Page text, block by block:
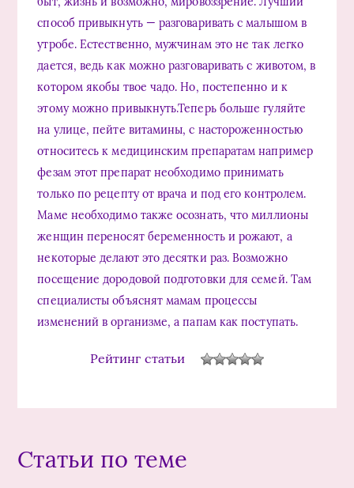
способ привыкнуть — разговаривать с малышом в
утробе. Естественно, мужчинам это не так легко
дается, ведь как можно разговаривать с животом, в
котором якобы твое чадо. Но, постепенно и к
этому можно привыкнуть.Теперь больше гуляйте
на улице, пейте витамины, с настороженностью
относитесь к медицинским препаратам например
фезам этот препарат необходимо принимать
только по рецепту от врача и под его контролем.
Маме необходимо также осознать, что миллионы
женщин переносят беременность и рожают, а
некоторые делают это десятки раз. Возможно
посещение дородовой подготовки для семей. Там
специалисты объяснят мамам процессы
изменений в организме, а папам как поступать.
Рейтинг статьи
Статьи по теме